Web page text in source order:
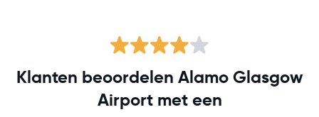
Klanten beoordelen Alamo Glasgow
Airport met een